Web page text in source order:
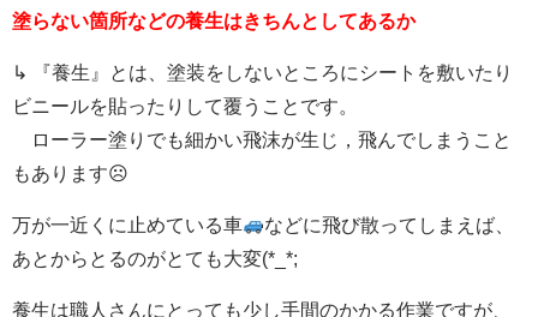
塗らない箇所などの養生はきちんとしてあるか
↳ 『養生』とは、塗装をしないところにシートを敷いたり
ビニールを貼ったりして覆うことです。
ローラー塗りでも細かい飛沫が生じ，飛んでしまうこと
もあります☹
万が一近くに止めている車
などに飛び散ってしまえば、
あとからとるのがとても大変(*_*;
養生は職人さんにとっても少し手間のかかる作業ですが、